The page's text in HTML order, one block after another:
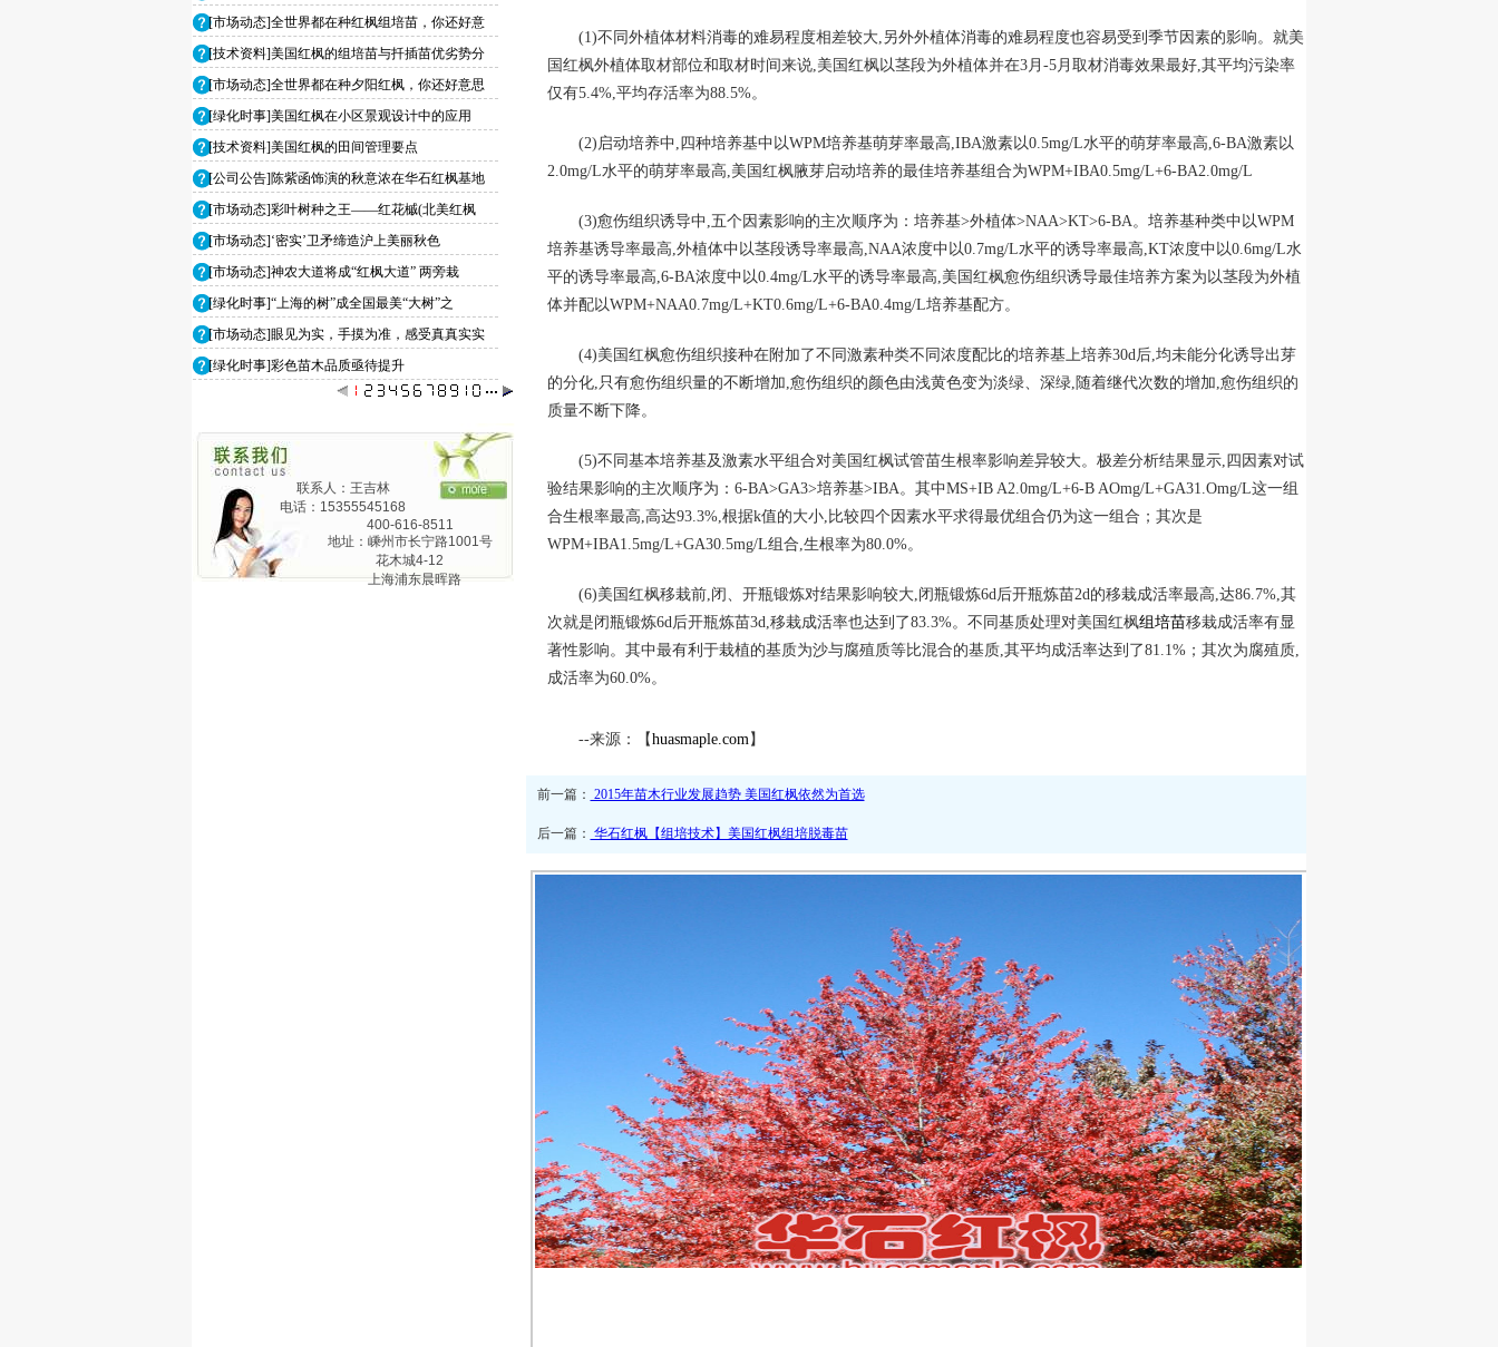
[市场动态]全世界都在种红枫组培苗，你还好意
[技术资料]美国红枫的组培苗与扦插苗优劣势分
[市场动态]全世界都在种夕阳红枫，你还好意思
[绿化时事]美国红枫在小区景观设计中的应用
[技术资料]美国红枫的田间管理要点
[公司公告]陈紫函饰演的秋意浓在华石红枫基地
[市场动态]彩叶树种之王——红花槭(北美红枫
[市场动态]‘密实’卫矛缔造沪上美丽秋色
[市场动态]神农大道将成“红枫大道” 两旁栽
[绿化时事]“上海的树”成全国最美“大树”之
[市场动态]眼见为实，手摸为准，感受真真实实
[绿化时事]彩色苗木品质亟待提升
联系人：王吉林
电话：15355545168
400-616-8511
地址：嵊州市长宁路1001号
花木城4-12
上海浦东晨晖路
(1)不同外植体材料消毒的难易程度相差较大,另外外植体消毒的难易程度也容易受到季节因素的影响。就美
国红枫外植体取材部位和取材时间来说,美国红枫以茎段为外植体并在3月-5月取材消毒效果最好,其平均污染率
仅有5.4%,平均存活率为88.5%。
(2)启动培养中,四种培养基中以WPM培养基萌芽率最高,IBA激素以0.5mg/L水平的萌芽率最高,6-BA激素以
2.0mg/L水平的萌芽率最高,美国红枫腋芽启动培养的最佳培养基组合为WPM+IBA0.5mg/L+6-BA2.0mg/L
(3)愈伤组织诱导中,五个因素影响的主次顺序为：培养基>外植体>NAA>KT>6-BA。培养基种类中以WPM
培养基诱导率最高,外植体中以茎段诱导率最高,NAA浓度中以0.7mg/L水平的诱导率最高,KT浓度中以0.6mg/L水
平的诱导率最高,6-BA浓度中以0.4mg/L水平的诱导率最高,美国红枫愈伤组织诱导最佳培养方案为以茎段为外植
体并配以WPM+NAA0.7mg/L+KT0.6mg/L+6-BA0.4mg/L培养基配方。
(4)美国红枫愈伤组织接种在附加了不同激素种类不同浓度配比的培养基上培养30d后,均未能分化诱导出芽
的分化,只有愈伤组织量的不断增加,愈伤组织的颜色由浅黄色变为淡绿、深绿,随着继代次数的增加,愈伤组织的
质量不断下降。
(5)不同基本培养基及激素水平组合对美国红枫试管苗生根率影响差异较大。极差分析结果显示,四因素对试
验结果影响的主次顺序为：6-BA>GA3>培养基>IBA。其中MS+IB A2.0mg/L+6-B AOmg/L+GA31.Omg/L这一组
合生根率最高,高达93.3%,根据k值的大小,比较四个因素水平求得最优组合仍为这一组合；其次是
WPM+IBA1.5mg/L+GA30.5mg/L组合,生根率为80.0%。
(6)美国红枫移栽前,闭、开瓶锻炼对结果影响较大,闭瓶锻炼6d后开瓶炼苗2d的移栽成活率最高,达86.7%,其
次就是闭瓶锻炼6d后开瓶炼苗3d,移栽成活率也达到了83.3%。不同基质处理对美国红枫组培苗移栽成活率有显
著性影响。其中最有利于栽植的基质为沙与腐殖质等比混合的基质,其平均成活率达到了81.1%；其次为腐殖质,
成活率为60.0%。
--来源：【huasmaple.com 】
前一篇： 2015年苗木行业发展趋势 美国红枫依然为首选
后一篇： 华石红枫【组培技术】美国红枫组培脱毒苗